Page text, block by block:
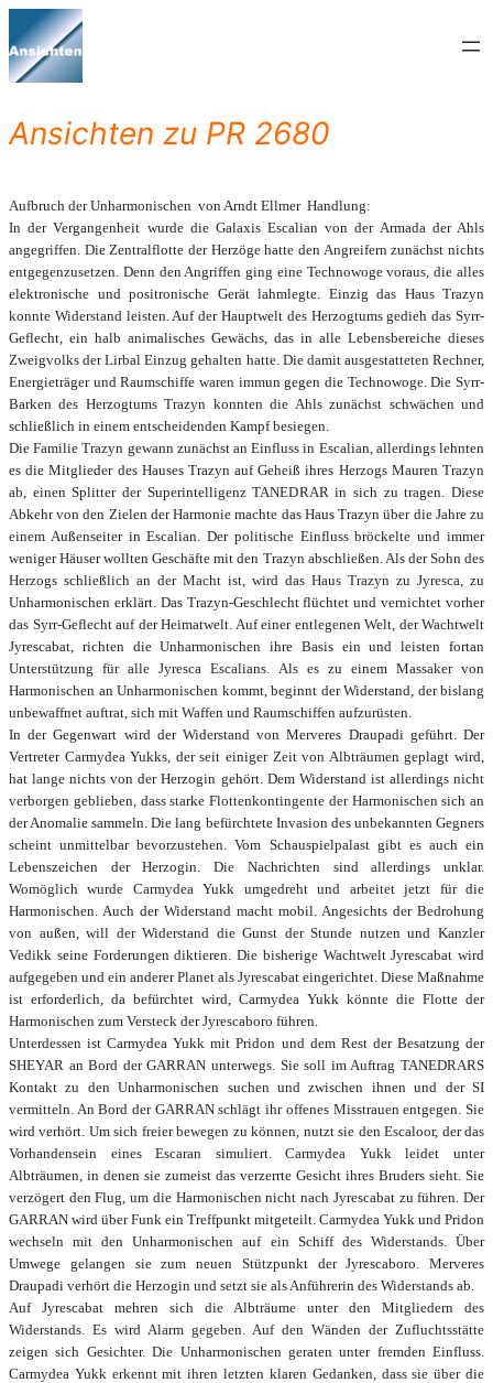
Zum
Inhalt
springen
Ansichten zu PR 2680
Aufbruch der Unharmonischen  von Arndt Ellmer  Handlung:
In der Vergangenheit wurde die Galaxis Escalian von der Armada der Ahls
angegriffen. Die Zentralflotte der Herzöge hatte den Angreifern zunächst nichts
entgegenzusetzen. Denn den Angriffen ging eine Technowoge voraus, die alles
elektronische und positronische Gerät lahmlegte. Einzig das Haus Trazyn
konnte Widerstand leisten. Auf der Hauptwelt des Herzogtums gedieh das Syrr-
Geflecht, ein halb animalisches Gewächs, das in alle Lebensbereiche dieses
Zweigvolks der Lirbal Einzug gehalten hatte. Die damit ausgestatteten Rechner,
Energieträger und Raumschiffe waren immun gegen die Technowoge. Die Syrr-
Barken des Herzogtums Trazyn konnten die Ahls zunächst schwächen und
schließlich in einem entscheidenden Kampf besiegen.
Die Familie Trazyn gewann zunächst an Einfluss in Escalian, allerdings lehnten
es die Mitglieder des Hauses Trazyn auf Geheiß ihres Herzogs Mauren Trazyn
ab, einen Splitter der Superintelligenz TANEDRAR in sich zu tragen. Diese
Abkehr von den Zielen der Harmonie machte das Haus Trazyn über die Jahre zu
einem Außenseiter in Escalian. Der politische Einfluss bröckelte und immer
weniger Häuser wollten Geschäfte mit den Trazyn abschließen. Als der Sohn des
Herzogs schließlich an der Macht ist, wird das Haus Trazyn zu Jyresca, zu
Unharmonischen erklärt. Das Trazyn-Geschlecht flüchtet und vernichtet vorher
das Syrr-Geflecht auf der Heimatwelt. Auf einer entlegenen Welt, der Wachtwelt
Jyrescabat, richten die Unharmonischen ihre Basis ein und leisten fortan
Unterstützung für alle Jyresca Escalians. Als es zu einem Massaker von
Harmonischen an Unharmonischen kommt, beginnt der Widerstand, der bislang
unbewaffnet auftrat, sich mit Waffen und Raumschiffen aufzurüsten.
In der Gegenwart wird der Widerstand von Merveres Draupadi geführt. Der
Vertreter Carmydea Yukks, der seit einiger Zeit von Albträumen geplagt wird,
hat lange nichts von der Herzogin gehört. Dem Widerstand ist allerdings nicht
verborgen geblieben, dass starke Flottenkontingente der Harmonischen sich an
der Anomalie sammeln. Die lang befürchtete Invasion des unbekannten Gegners
scheint unmittelbar bevorzustehen. Vom Schauspielpalast gibt es auch ein
Lebenszeichen der Herzogin. Die Nachrichten sind allerdings unklar.
Womöglich wurde Carmydea Yukk umgedreht und arbeitet jetzt für die
Harmonischen. Auch der Widerstand macht mobil. Angesichts der Bedrohung
von außen, will der Widerstand die Gunst der Stunde nutzen und Kanzler
Vedikk seine Forderungen diktieren. Die bisherige Wachtwelt Jyrescabat wird
aufgegeben und ein anderer Planet als Jyrescabat eingerichtet. Diese Maßnahme
ist erforderlich, da befürchtet wird, Carmydea Yukk könnte die Flotte der
Harmonischen zum Versteck der Jyrescaboro führen.
Unterdessen ist Carmydea Yukk mit Pridon und dem Rest der Besatzung der
SHEYAR an Bord der GARRAN unterwegs. Sie soll im Auftrag TANEDRARS
Kontakt zu den Unharmonischen suchen und zwischen ihnen und der SI
vermitteln. An Bord der GARRAN schlägt ihr offenes Misstrauen entgegen. Sie
wird verhört. Um sich freier bewegen zu können, nutzt sie den Escaloor, der das
Vorhandensein eines Escaran simuliert. Carmydea Yukk leidet unter
Albträumen, in denen sie zumeist das verzerrte Gesicht ihres Bruders sieht. Sie
verzögert den Flug, um die Harmonischen nicht nach Jyrescabat zu führen. Der
GARRAN wird über Funk ein Treffpunkt mitgeteilt. Carmydea Yukk und Pridon
wechseln mit den Unharmonischen auf ein Schiff des Widerstands. Über
Umwege gelangen sie zum neuen Stützpunkt der Jyrescaboro. Merveres
Draupadi verhört die Herzogin und setzt sie als Anführerin des Widerstands ab.
Auf Jyrescabat mehren sich die Albträume unter den Mitgliedern des
Widerstands. Es wird Alarm gegeben. Auf den Wänden der Zufluchtsstätte
zeigen sich Gesichter. Die Unharmonischen geraten unter fremden Einfluss.
Carmydea Yukk erkennt mit ihren letzten klaren Gedanken, dass sie über die